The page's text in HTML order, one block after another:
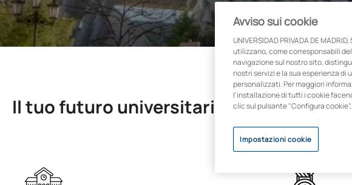
Il tuo futuro universitario inizia nelle
Avviso sui cookie
UNIVERSIDAD PRIVADA DE
utilizzano, come corresponsabili
navigazione sul nostro sito,
nostri servizi e la sua esperienza
personalizzati. Per maggiori
l'installazione di tutti i cookie
clic sul pulsante "Configura
Impostazioni cookie